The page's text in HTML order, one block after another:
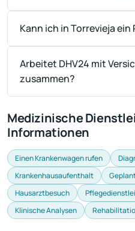
Kann ich in Torrevieja
Arbeitet DHV24 mit
zusammen?
Medizinische
Informationen
Einen Krankenwagen rufen
Krankenhausaufenthalt
Hausarztbesuch
Klinische Analysen